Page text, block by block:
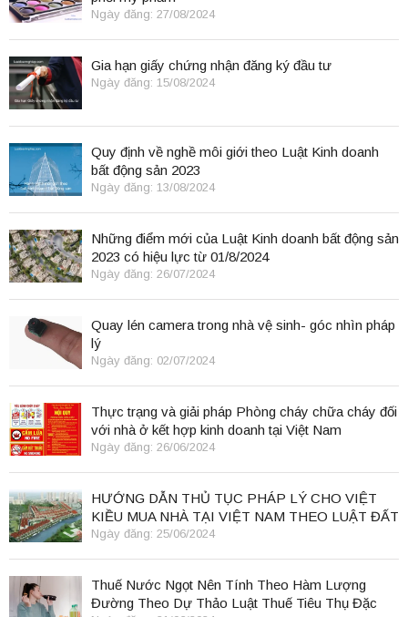
Ngày đăng: 27/08/2024
Gia hạn giấy chứng nhận đăng ký đầu tư
Ngày đăng: 15/08/2024
Quy định về nghề môi giới theo Luật Kinh doanh
bất động sản 2023
Ngày đăng: 13/08/2024
Những điểm mới của Luật Kinh doanh bất động sản
2023 có hiệu lực từ 01/8/2024
Ngày đăng: 26/07/2024
Quay lén camera trong nhà vệ sinh- góc nhìn pháp
lý
Ngày đăng: 02/07/2024
Thực trạng và giải pháp Phòng cháy chữa cháy đối
với nhà ở kết hợp kinh doanh tại Việt Nam
Ngày đăng: 26/06/2024
HƯỚNG DẪN THỦ TỤC PHÁP LÝ CHO VIỆT
KIỀU MUA NHÀ TẠI VIỆT NAM THEO LUẬT ĐẤT
ĐAI 2024
Ngày đăng: 25/06/2024
Thuế Nước Ngọt Nên Tính Theo Hàm Lượng
Đường Theo Dự Thảo Luật Thuế Tiêu Thụ Đặc